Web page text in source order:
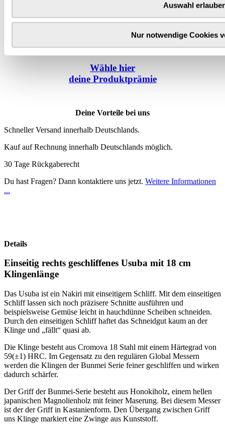
Auswahl
Nur notwendige Cookies
Wähle hier
deine Produktprämie
Deine Vorteile bei uns
Schneller Versand innerhalb Deutschlands.
Kauf auf Rechnung innerhalb Deutschlands möglich.
30 Tage Rückgaberecht
Du hast Fragen? Dann kontaktiere uns jetzt. Weitere Informationen
...
Details
Einseitig rechts geschliffenes Usuba mit 18 cm
Klingenlänge
Das Usuba ist ein Nakiri mit einseitigem Schliff. Mit dem einseitigen
Schliff lassen sich noch präzisere Schnitte ausführen und
beispielsweise Gemüse leicht in hauchdünne Scheiben schneiden.
Durch den einseitigen Schliff haftet das Schneidgut kaum an der
Klinge und „fällt“ quasi ab.
Die Klinge besteht aus Cromova 18 Stahl mit einem Härtegrad von
59(±1) HRC. Im Gegensatz zu den regulären Global Messern
werden die Klingen der Bunmei Serie feiner geschliffen und wirken
dadurch schärfer.
Der Griff der Bunmei-Serie besteht aus Honokiholz, einem hellen
japanischen Magnolienholz mit feiner Maserung. Bei diesem Messer
ist der der Griff in Kastanienform. Den Übergang zwischen Griff
uns Klinge markiert eine Zwinge aus Kunststoff.